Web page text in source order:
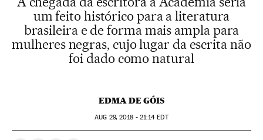
um feito histórico para a literatura
brasileira e de forma mais ampla para
mulheres negras, cujo lugar da escrita não
foi dado como natural
EDMA DE GÓIS
AUG 29, 2018 - 21:14 EDT